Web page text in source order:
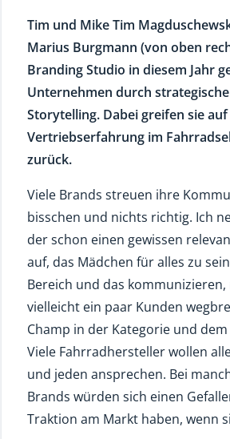
Tim und Mike Tim
Marius Burgmann (von oben
Branding Studio in diesem Jahr
Unternehmen durch
Storytelling. Dabei greifen sie
Vertriebserfahrung im
zurück.
Viele Brands streuen ihre
bisschen und nichts richtig. Ich
der schon einen gewissen
auf, das Mädchen für alles zu
Bereich und das
vielleicht ein paar Kunden
Champ in der Kategorie und
Viele Fahrradhersteller wollen
und jeden ansprechen. Bei
Brands würden sich einen
Traktion am Markt haben, wenn